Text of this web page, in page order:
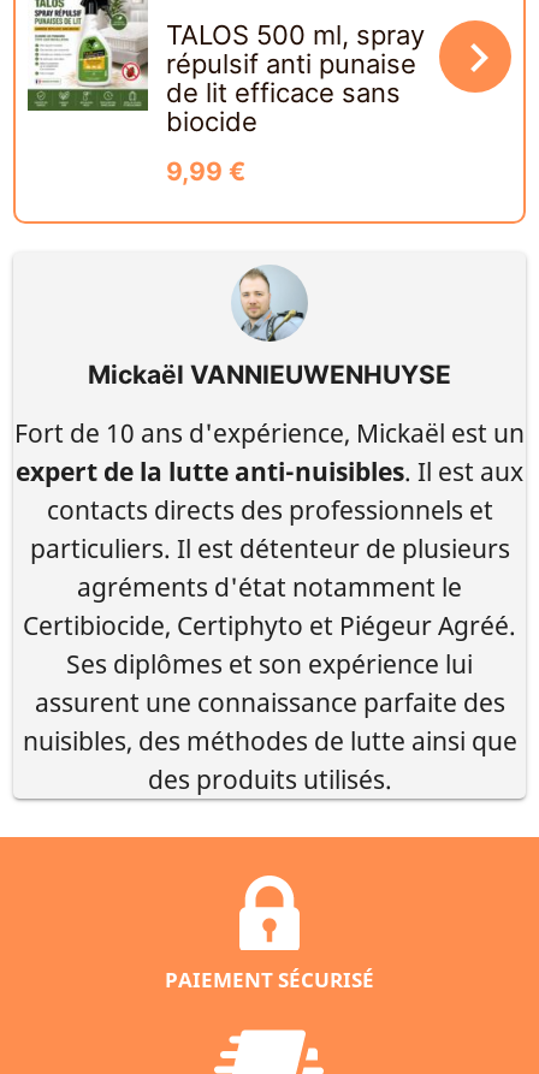
TALOS 500 ml, spray
répulsif anti punaise
de lit efficace sans
biocide
9,99 €
navigate_next
Mickaël VANNIEUWENHUYSE
Fort de 10 ans d'expérience, Mickaël est un
expert de la lutte anti-nuisibles. Il est aux
contacts directs des professionnels et
particuliers. Il est détenteur de plusieurs
agréments d'état notamment le
Certibiocide, Certiphyto et Piégeur Agréé.
Ses diplômes et son expérience lui
assurent une connaissance parfaite des
nuisibles, des méthodes de lutte ainsi que
des produits utilisés.
PAIEMENT SÉCURISÉ